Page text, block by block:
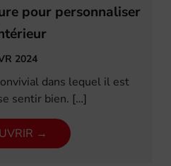
pour personnaliser
2024
dans lequel il est
sentir bien. […]
→